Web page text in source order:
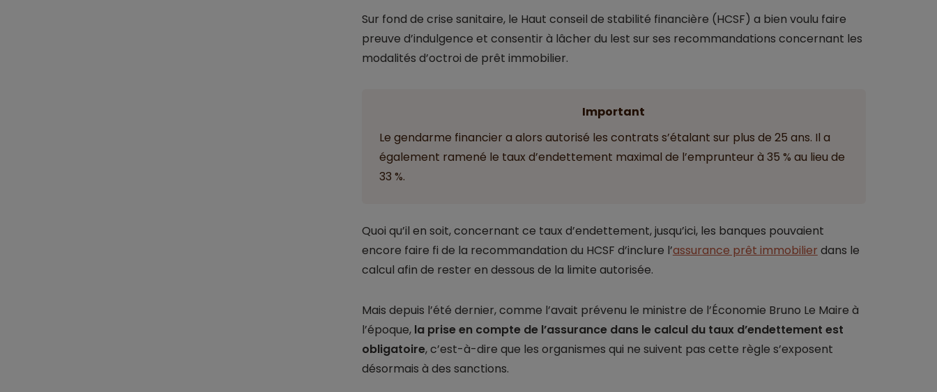
Sur fond de crise sanitaire, le Haut conseil de stabilité financière (HCSF) a bien voulu faire
preuve d’indulgence et consentir à lâcher du lest sur ses recommandations concernant les
modalités d’octroi de prêt immobilier.
Important
Le gendarme financier a alors autorisé les contrats s’étalant sur plus de 25 ans. Il a
également ramené le taux d’endettement maximal de l’emprunteur à 35 % au lieu de
33 %.
Quoi qu’il en soit, concernant ce taux d’endettement, jusqu’ici, les banques pouvaient
encore faire fi de la recommandation du HCSF d’inclure l’assurance prêt immobilier dans le
calcul afin de rester en dessous de la limite autorisée.
Mais depuis l’été dernier, comme l’avait prévenu le ministre de l’Économie Bruno Le Maire à
l’époque, la prise en compte de l’assurance dans le calcul du taux d’endettement est
obligatoire, c’est-à-dire que les organismes qui ne suivent pas cette règle s’exposent
désormais à des sanctions.